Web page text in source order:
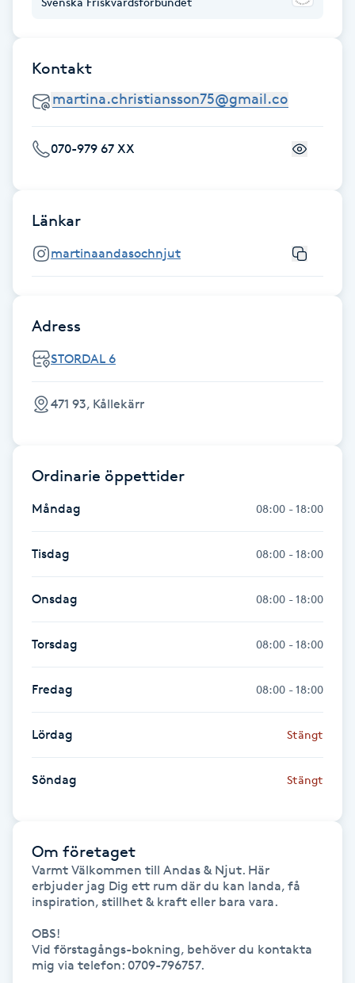
Face framing
Faceliftmassage
Fet hårbotten
Fettreducering
Fillers
Fotmassage
Fotsvamp
Fotvård
Fransborttagning
Fransfärgning
Fransförlängning
Fransförlängning Megavolym
Fransförlängning Volym
Frekvensterapi
Friskvård
Friskvårdsmassage
Frisör
Kontakt
070-979 67 XX
Länkar
martinaandasochnjut
Adress
STORDAL 6
471 93, Kållekärr
Ordinarie öppettider
Måndag 08:00 - 18:00
Tisdag 08:00 - 18:00
Onsdag 08:00 - 18:00
Torsdag 08:00 - 18:00
Fredag 08:00 - 18:00
Lördag Stängt
Söndag Stängt
Om företaget
Varmt Välkommen till Andas & Njut. Här
erbjuder jag Dig ett rum där du kan landa, få
inspiration, stillhet & kraft eller bara vara.
OBS!
Vid förstagångs-bokning, behöver du kontakta
mig via telefon: 0709-796757.